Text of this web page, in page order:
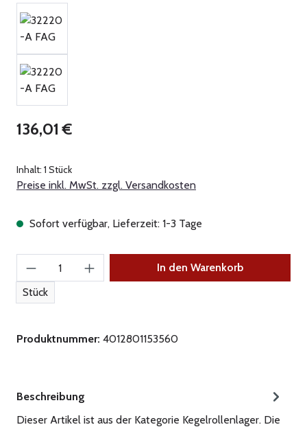
Regulärer Preis:
136,01 €
Inhalt: 1 Stück
Preise inkl. MwSt. zzgl. Versandkosten
Sofort verfügbar, Lieferzeit: 1-3 Tage
Produkt Anzahl: Gib den gewünschten Wert
Stück
In den Warenkorb
Produktnummer: 4012801153560
Beschreibung
Dieser Artikel ist aus der Kategorie Kegelrollenlager. Die